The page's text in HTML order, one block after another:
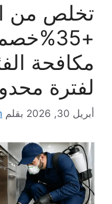
تخلص من
مكافحة
لفترة
أبريل 30, 2026 بقلم